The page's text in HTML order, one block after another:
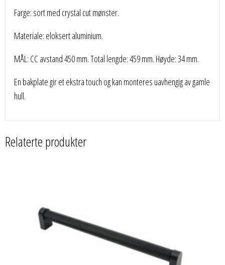
Farge: sort med crystal cut mønster.
Materiale: eloksert aluminium.
MÅL: CC avstand 450 mm. Total lengde: 459 mm. Høyde: 34 mm.
En bakplate gir et ekstra touch og kan monteres uavhengig av gamle
hull.
Relaterte produkter